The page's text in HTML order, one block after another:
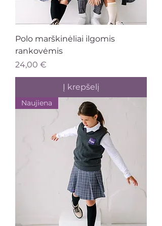
Polo marškinėliai ilgomis
rankovėmis
Kaina
24,00 €
Į krepšelį
Naujiena